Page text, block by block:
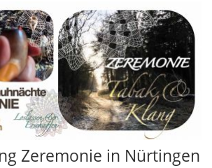
Zeremonie in Nürtingen